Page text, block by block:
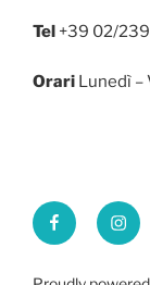
Tel +39 02/
Orari Lunedì –
Facebook